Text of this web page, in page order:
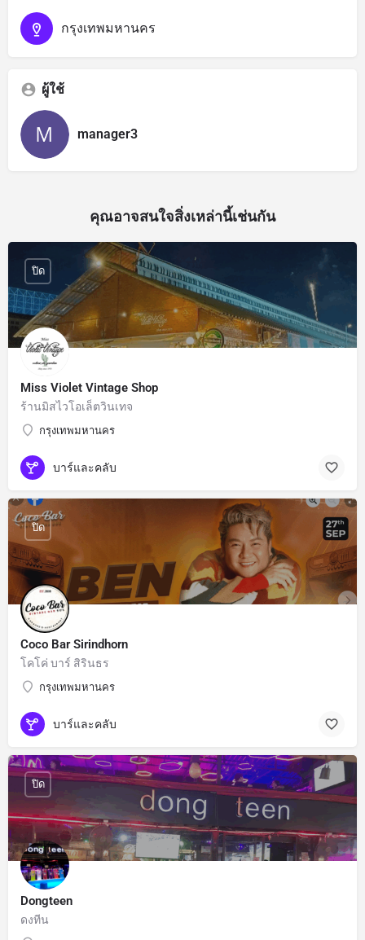
กรุงเทพมหานคร
ผู้ใช้
manager3
คุณอาจสนใจสิ่งเหล่านี้เช่นกัน
Miss Violet Vintage Shop
ร้านมิสไวโอเล็ตวินเทจ
กรุงเทพมหานคร
ปิด
บาร์และคลับ
Coco Bar Sirindhorn
โคโค่ บาร์ สิรินธร
กรุงเทพมหานคร
ปิด
บาร์และคลับ
Dongteen
ดงทีน
ปิด